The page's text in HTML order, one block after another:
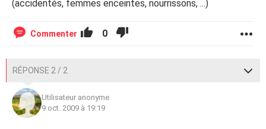
(accidentés, femmes enceintes, nourrissons, ...)
Commenter 0
RÉPONSE 2 / 2
Utilisateur anonyme
9 oct. 2009 à 19:19